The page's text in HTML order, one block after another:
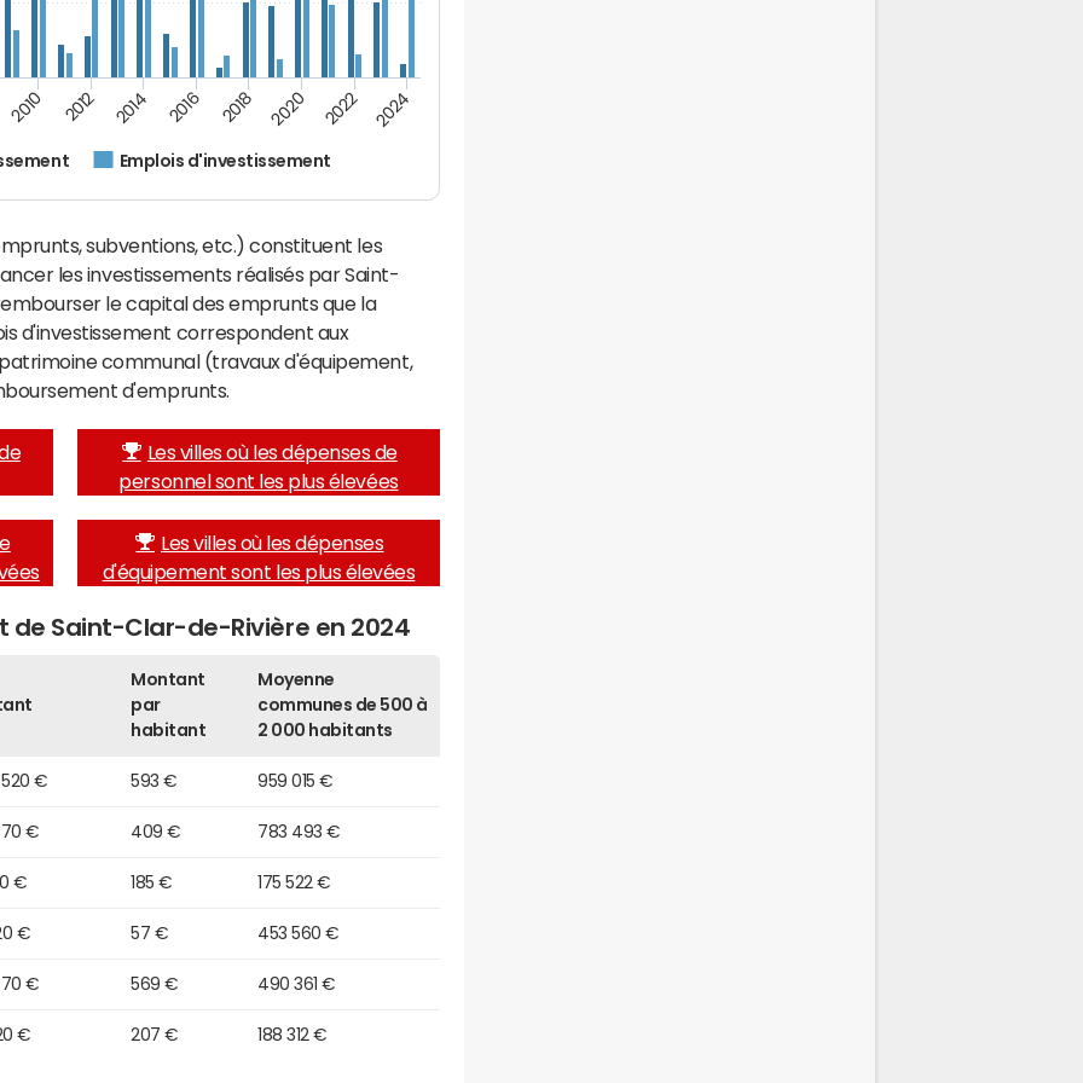
Emplois d'investissement
2010 2012 2014 2016 2018 2020 2022 2024
subventions, etc.) constituent les
les investissements réalisés par Saint-
le capital des emprunts que la
d'investissement correspondent aux
communal (travaux d'équipement,
d'emprunts.
Les villes où les dépenses de
personnel sont les plus élevées
Les villes où les dépenses
d'équipement sont les plus élevées
de Saint-Clar-de-Rivière en 2024
Montant
par
habitant
Moyenne
communes de 500 à
2 000 habitants
520 € 593 € 959 015 €
€ 409 € 783 493 €
€ 185 € 175 522 €
€ 57 € 453 560 €
€ 569 € 490 361 €
€ 207 € 188 312 €